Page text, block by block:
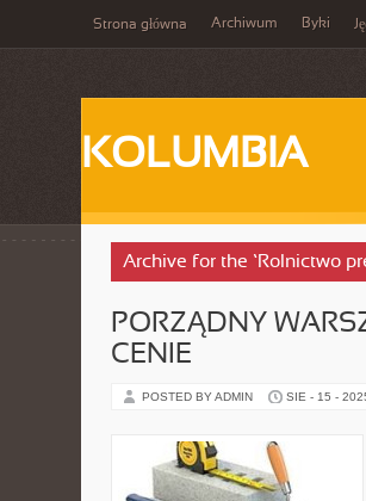
Strona główna Archiwum Byki
KOLUMBIA
Archive for the ‘Rolnictwo
PORZĄDNY
CENIE
POSTED BY ADMIN SIE - 15 -